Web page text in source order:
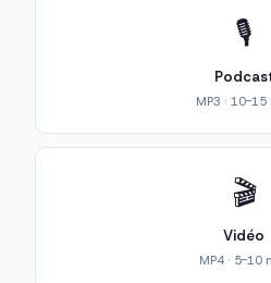
🎙️
MP3 · 10-15
🎬
Vidéo
MP4 · 5-10